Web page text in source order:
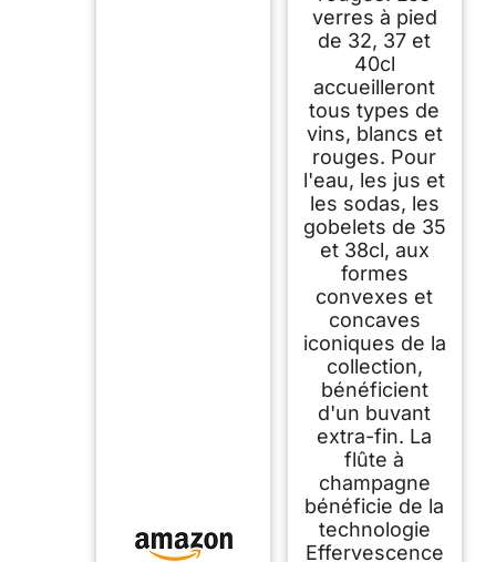
verres à pied
de 32, 37 et
40cl
accueilleront
tous types de
vins, blancs et
rouges. Pour
l'eau, les jus et
les sodas, les
gobelets de 35
et 38cl, aux
formes
convexes et
concaves
iconiques de la
collection,
bénéficient
d'un buvant
extra-fin. La
flûte à
champagne
bénéficie de la
technologie
Effervescence